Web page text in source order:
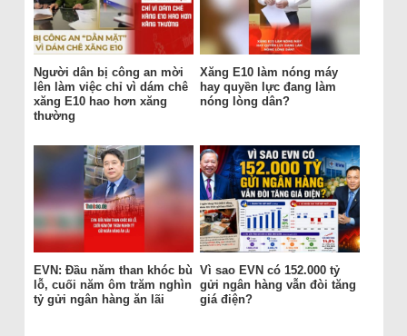
Người dân bị công an mời
lên làm việc chỉ vì dám chê
xăng E10 hao hơn xăng
thường
Xăng E10 làm nóng máy
hay quyền lực đang làm
nóng lòng dân?
EVN: Đầu năm than khóc bù
lỗ, cuối năm ôm trăm nghìn
tỷ gửi ngân hàng ăn lãi
Vì sao EVN có 152.000 tỷ
gửi ngân hàng vẫn đòi tăng
giá điện?